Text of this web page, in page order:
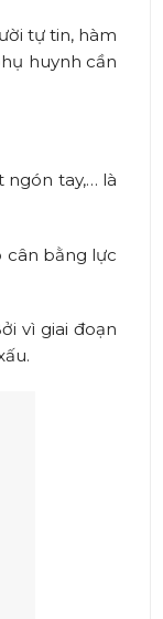
tự tin, hàm
huynh cần
ngón tay,… là
cân bằng lực
vì giai đoạn